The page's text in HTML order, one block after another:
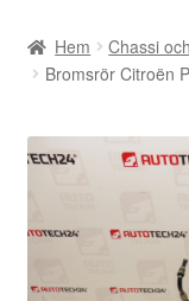
Betalningar
Hem Chassi
Bromsrör Citroën